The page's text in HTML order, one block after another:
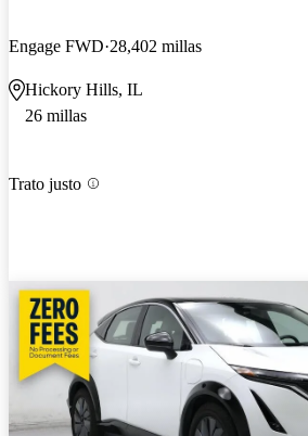
Engage FWD 28,402 millas
Hickory Hills, IL
26 millas
Trato justo